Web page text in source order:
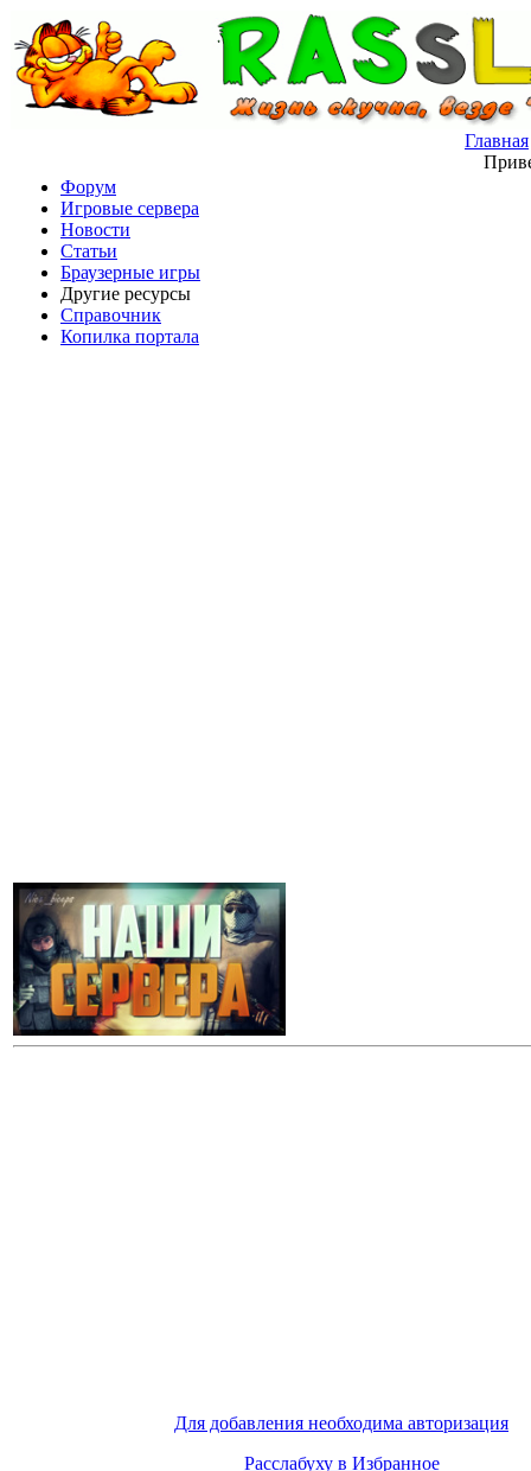
Главная
Форум
Игровые сервера
Новости
Статьи
Браузерные игры
Другие ресурсы
Справочник
Копилка портала
Для добавления необходима авторизация
Расслабуху в Избранное